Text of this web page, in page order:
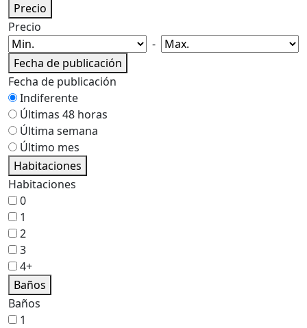
Precio
Precio
-
Fecha de publicación
Fecha de publicación
Indiferente
Últimas 48 horas
Última semana
Último mes
Habitaciones
Habitaciones
0
1
2
3
4+
Baños
Baños
1